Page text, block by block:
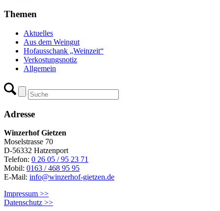
Themen
Aktuelles
Aus dem Weingut
Hofausschank „Weinzeit“
Verkostungsnotiz
Allgemein
Adresse
Winzerhof Gietzen
Moselstrasse 70
D-56332 Hatzenport
Telefon: 0 26 05 / 95 23 71
Mobil: 0163 / 468 95 95
E-Mail: info@winzerhof-gietzen.de
Impressum >>
Datenschutz >>